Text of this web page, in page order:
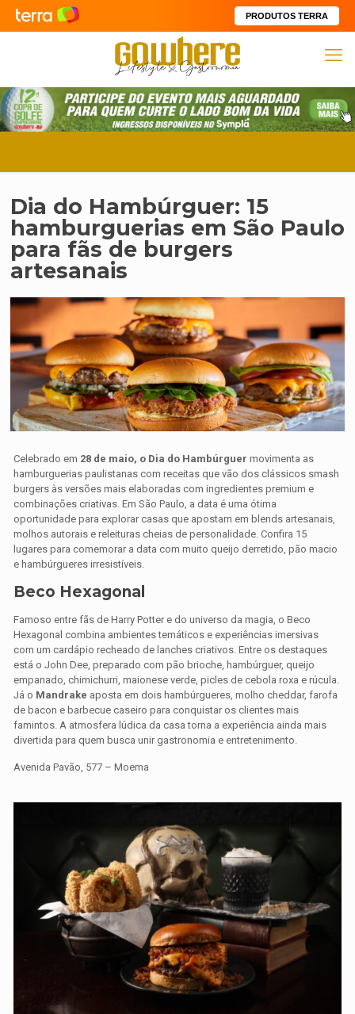
PRODUTOS TERRA
Dia do Hambúrguer: 15
hamburguerias em São Paulo
para fãs de burgers
artesanais
Celebrado em 28 de maio, o Dia do Hambúrguer movimenta as
hamburguerias paulistanas com receitas que vão dos clássicos smash
burgers às versões mais elaboradas com ingredientes premium e
combinações criativas. Em São Paulo, a data é uma ótima
oportunidade para explorar casas que apostam em blends artesanais,
molhos autorais e releituras cheias de personalidade. Confira 15
lugares para comemorar a data com muito queijo derretido, pão macio
e hambúrgueres irresistíveis.
Beco Hexagonal
Famoso entre fãs de Harry Potter e do universo da magia, o Beco
Hexagonal combina ambientes temáticos e experiências imersivas
com um cardápio recheado de lanches criativos. Entre os destaques
está o John Dee, preparado com pão brioche, hambúrguer, queijo
empanado, chimichurri, maionese verde, picles de cebola roxa e rúcula.
Já o Mandrake aposta em dois hambúrgueres, molho cheddar, farofa
de bacon e barbecue caseiro para conquistar os clientes mais
famintos. A atmosfera lúdica da casa torna a experiência ainda mais
divertida para quem busca unir gastronomia e entretenimento.
Avenida Pavão, 577 – Moema